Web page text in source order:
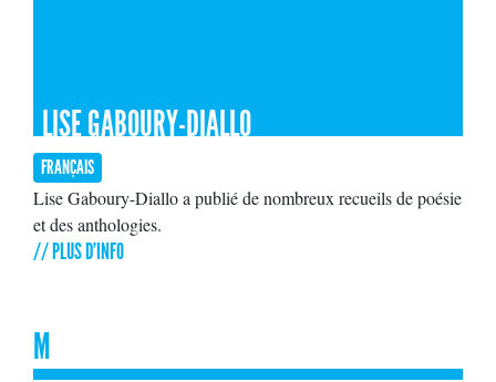
LISE GABOURY-DIALLO
FRANÇAIS
Lise Gaboury-Diallo a publié de nombreux recueils de poésie
et des anthologies.
// PLUS D'INFO
M